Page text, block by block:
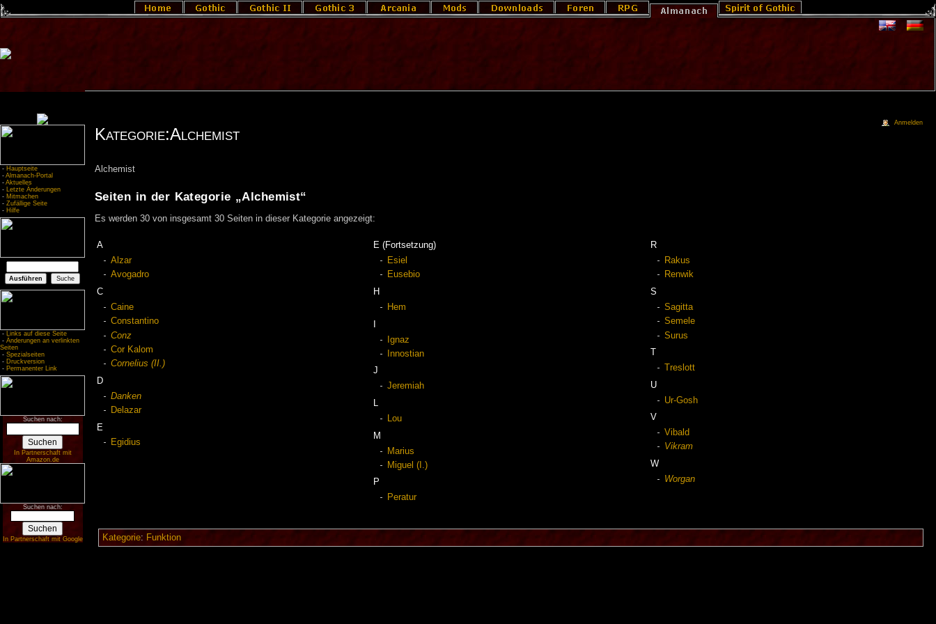
- Hauptseite
- Almanach-Portal
- Aktuelles
- Letzte Änderungen
- Mitmachen
- Zufällige Seite
- Hilfe
- Links auf diese Seite
- Änderungen an verlinkten
Seiten
- Spezialseiten
- Druckversion
- Permanenter Link
Suchen nach:
In Partnerschaft mit
Amazon.de
Suchen nach:
In Partnerschaft mit Google
Kategorie:Alchemist
Alchemist
Seiten in der Kategorie „Alchemist“
Es werden 30 von insgesamt 30 Seiten in dieser Kategorie angezeigt:
A
Alzar
Avogadro
C
Caine
Constantino
Conz
Cor Kalom
Cornelius (II.)
D
Danken
Delazar
E
Egidius
E (Fortsetzung)
Esiel
Eusebio
H
Hem
Ignaz
Innostian
J
Jeremiah
L
Lou
M
Marius
Miguel (I.)
P
Peratur
R
Rakus
Renwik
S
Sagitta
Semele
Surus
Treslott
U
Ur-Gosh
V
Vibald
Vikram
W
Worgan
Kategorie: Funktion
Anmelden